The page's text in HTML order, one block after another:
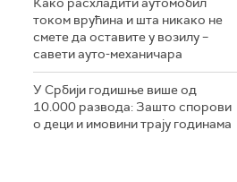
током врућина и шта никако не
смете да оставите у возилу –
савети ауто-механичара
У Србији годишње више од
10.000 развода: Зашто спорови
о деци и имовини трају годинама